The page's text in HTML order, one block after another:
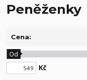
Peněženky
Cena:
Kč
Od